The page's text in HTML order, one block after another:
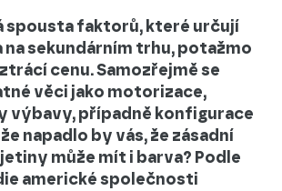
spousta faktorů, které určují
na sekundárním trhu, potažmo
cenu. Samozřejmě se
věci jako motorizace,
výbavy, případně konfigurace
napadlo by vás, že zásadní
může mít i barva? Podle
americké společnosti